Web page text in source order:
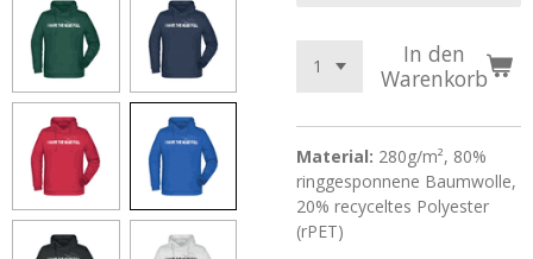
In den
Warenkorb
Material: 280g/m², 80%
ringgesponnene Baumwolle,
20% recyceltes Polyester
(rPET)